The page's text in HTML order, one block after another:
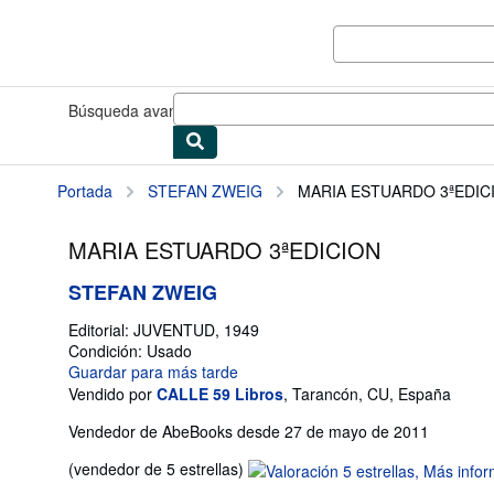
Búsqueda avanzada
Portada STEFAN ZWEIG MARIA ESTUARDO
MARIA ESTUARDO 3ªEDICION
STEFAN ZWEIG
Editorial: JUVENTUD, 1949
Condición: Usado
Guardar para más tarde
Vendido por CALLE 59 Libros, Tarancón, CU, España
Vendedor de AbeBooks desde 27 de mayo de 2011
(vendedor de 5 estrellas) Calificación